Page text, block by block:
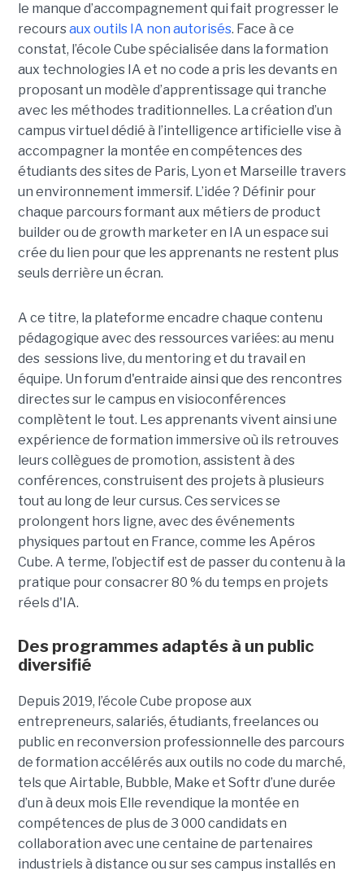
le manque d’accompagnement qui fait progresser le
recoursaux outils IA non autorisés. Face à ce
constat, l’école Cube spécialisée dans la formation
aux technologies IA et no code a pris les devants en
proposant un modèle d’apprentissage qui tranche
avec les méthodes traditionnelles. La création d’un
campus virtuel dédié à l’intelligence artificielle vise à
accompagner la montée en compétences des
étudiants des sites de Paris, Lyon et Marseille travers
un environnement immersif. L’idée ? Définir pour
chaque parcours formant aux métiers de product
builder ou de growth marketer en IA un espace sui
crée du lien pour que les apprenants ne restent plus
seuls derrière un écran.
A ce titre, la plateforme encadre chaque contenu
pédagogique avec des ressources variées: au menu
des sessions live, du mentoring et du travail en
équipe. Un forum d'entraide ainsi que des rencontres
directes sur le campus en visioconférences
complètent le tout. Les apprenants vivent ainsi une
expérience de formation immersive où ils retrouves
leurs collègues de promotion, assistent à des
conférences, construisent des projets à plusieurs
tout au long de leur cursus. Ces services se
prolongent hors ligne, avec des événements
physiques partout en France, comme les Apéros
Cube. A terme, l’objectif est de passer du contenu à la
pratique pour consacrer 80 % du temps en projets
réels d'IA.
Des programmes adaptés à un public
diversifié
Depuis 2019, l’école Cube propose aux
entrepreneurs, salariés, étudiants, freelances ou
public en reconversion professionnelle des parcours
de formation accélérés aux outils no code du marché,
tels que Airtable, Bubble, Make et Softr d’une durée
d’un à deux mois Elle revendique la montée en
compétences de plus de 3 000 candidats en
collaboration avec une centaine de partenaires
industriels à distance ou sur ses campus installés en